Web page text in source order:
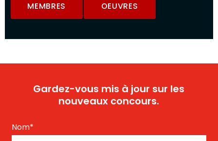
MEMBRES OEUVRES
Gardez-vous mis à jour sur les
nouveaux concours.
Nom*